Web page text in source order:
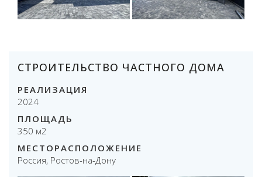
СТРОИТЕЛЬСТВО ЧАСТНОГО ДОМА
РЕАЛИЗАЦИЯ
2024
ПЛОЩАДЬ
350 м2
МЕСТОРАСПОЛОЖЕНИЕ
Россия, Ростов-на-Дону